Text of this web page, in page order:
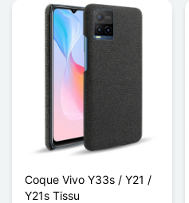
Coque Vivo Y33s / Y21 /
Y21s Tissu